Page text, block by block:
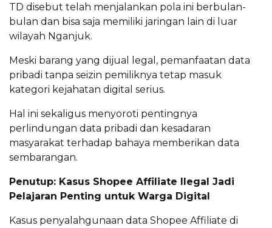
TD disebut telah menjalankan pola ini berbulan-
bulan dan bisa saja memiliki jaringan lain di luar
wilayah Nganjuk.
Meski barang yang dijual legal, pemanfaatan data
pribadi tanpa seizin pemiliknya tetap masuk
kategori kejahatan digital serius.
Hal ini sekaligus menyoroti pentingnya
perlindungan data pribadi dan kesadaran
masyarakat terhadap bahaya memberikan data
sembarangan.
Penutup: Kasus Shopee Affiliate Ilegal Jadi
Pelajaran Penting untuk Warga Digital
Kasus penyalahgunaan data Shopee Affiliate di